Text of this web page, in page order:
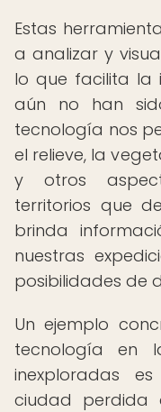
Estas
a analizar y
lo que facilita la
aún no han
tecnología nos
el relieve, la
y otros
territorios que
brinda
nuestras
posibilidades de
Un ejemplo
tecnología en
inexploradas
ciudad perdida